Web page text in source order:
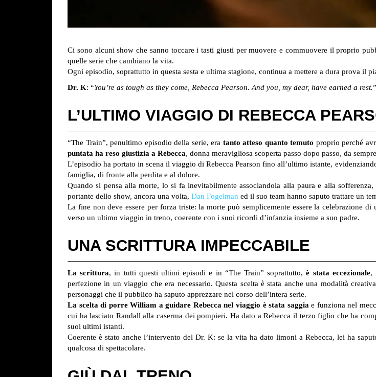
Ci sono alcuni show che sanno toccare i tasti giusti per muovere e commuovere il proprio
quelle serie che cambiano la vita.
Ogni episodio, soprattutto in questa sesta e ultima stagione, continua a mettere a dura prova il
Dr. K: “You’re as tough as they come, Rebecca Pearson. And you, my dear, have earned a rest.”
L’ULTIMO VIAGGIO DI REBECCA
“The Train”, penultimo episodio della serie, era tanto atteso quanto temuto proprio perché
puntata ha reso giustizia a Rebecca, donna meravigliosa scoperta passo dopo passo, da
L’episodio ha portato in scena il viaggio di Rebecca Pearson fino all’ultimo istante,
famiglia, di fronte alla perdita e al dolore.
Quando si pensa alla morte, lo si fa inevitabilmente associandola alla paura e alla
portante dello show, ancora una volta, Dan Fogelman ed il suo team hanno saputo trattare un
La fine non deve essere per forza triste: la morte può semplicemente essere la celebrazione
verso un ultimo viaggio in treno, coerente con i suoi ricordi d’infanzia insieme a suo padre.
UNA SCRITTURA IMPECCABILE
La scrittura, in tutti questi ultimi episodi e in “The Train” soprattutto,è stata eccezionale,
perfezione in un viaggio che era necessario. Questa scelta è stata anche una modalità
personaggi che il pubblico ha saputo apprezzare nel corso dell’intera serie.
La scelta di porre William a guidare Rebecca nel viaggio è stata saggia e funziona nel
cui ha lasciato Randall alla caserma dei pompieri. Ha dato a Rebecca il terzo figlio che ha
suoi ultimi istanti.
Coerente è stato anche l’intervento del Dr. K: se la vita ha dato limoni a Rebecca, lei ha
qualcosa di spettacolare.